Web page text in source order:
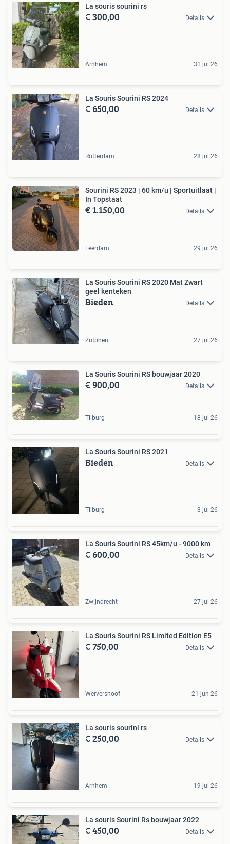
La souris sourini rs
€ 300,00 Details
Arnhem 31 jul 26
La Souris Sourini RS 2024
€ 650,00 Details
Rotterdam 28 jul 26
Sourini RS 2023 | 60 km/u | Sportuitlaat |
In Topstaat
€ 1.150,00 Details
Leerdam 29 jul 26
La Souris Sourini RS 2020 Mat Zwart
geel kenteken
Bieden Details
Zutphen 27 jul 26
La Souris Sourini RS bouwjaar 2020
€ 900,00 Details
Tilburg 18 jul 26
La Souris Sourini RS 2021
Bieden Details
Tilburg 3 jul 26
La Souris Sourini RS 45km/u - 9000 km
€ 600,00 Details
Zwijndrecht 27 jul 26
La Souris Sourini RS Limited Edition E5
€ 750,00 Details
Wervershoof 21 jun 26
La souris sourini rs
€ 250,00 Details
Arnhem 19 jul 26
La souris Sourini Rs bouwjaar 2022
€ 450,00 Details